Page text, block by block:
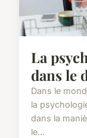
La
dans le
Dans le
la
dans la
le...